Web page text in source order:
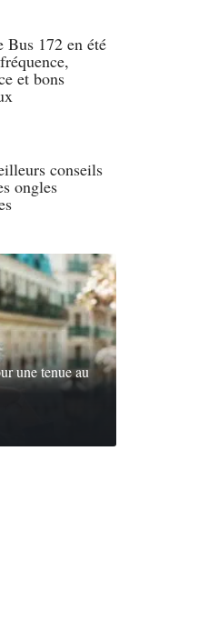
Bus 172 en été
et bons
conseils
ongles
une tenue au